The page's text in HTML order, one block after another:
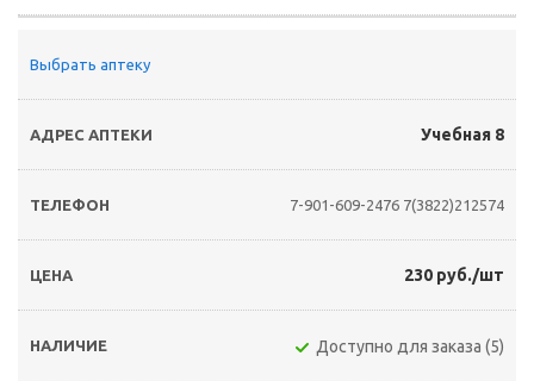
Выбрать аптеку
Учебная 8
7-901-609-2476 7(3822)212574
230 руб./шт
Доступно для заказа (5)